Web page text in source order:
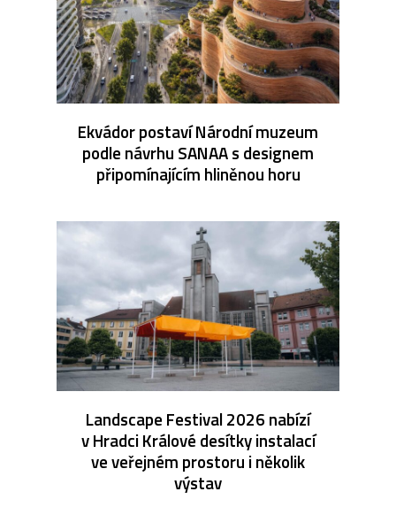
Ekvádor postaví Národní muzeum
podle návrhu SANAA s designem
připomínajícím hliněnou horu
Landscape Festival 2026 nabízí
v Hradci Králové desítky instalací
ve veřejném prostoru i několik
výstav